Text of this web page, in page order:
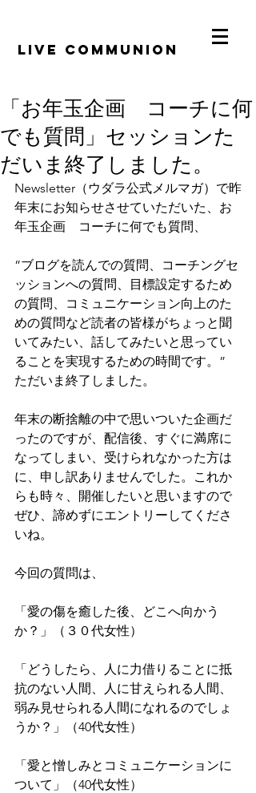
​LiVE COMMUNION
「お年玉企画 コーチに何
でも質問」セッションた
だいま終了しました。
Newsletter（ウダラ公式メルマガ）で昨
年末にお知らせさせていただいた、お
年玉企画　コーチに何でも質問、
”ブログを読んでの質問、コーチングセ
ッションへの質問、目標設定するため
の質問、コミュニケーション向上のた
めの質問など読者の皆様がちょっと聞
いてみたい、話してみたいと思ってい
ることを実現するための時間です。”
ただいま終了しました。
年末の断捨離の中で思いついた企画だ
ったのですが、配信後、すぐに満席に
なってしまい、受けられなかった方は
に、申し訳ありませんでした。これか
らも時々、開催したいと思いますので
ぜひ、諦めずにエントリーしてくださ
いね。
今回の質問は、
「愛の傷を癒した後、どこへ向かう
か？」（３０代女性）
「どうしたら、人に力借りることに抵
抗のない人間、人に甘えられる人間、
弱み見せられる人間になれるのでしょ
うか？」（40代女性）
「愛と憎しみとコミュニケーションに
ついて」（40代女性）